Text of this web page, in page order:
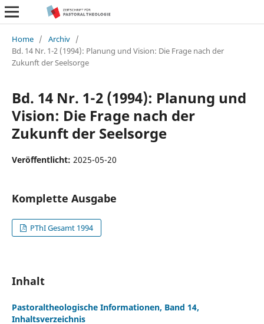
Home / Archiv /
Bd. 14 Nr. 1-2 (1994): Planung und Vision: Die Frage nach der
Zukunft der Seelsorge
Bd. 14 Nr. 1-2 (1994): Planung und
Vision: Die Frage nach der
Zukunft der Seelsorge
Veröffentlicht: 2025-05-20
Komplette Ausgabe
PThI Gesamt 1994
Inhalt
Pastoraltheologische Informationen, Band 14,
Inhaltsverzeichnis